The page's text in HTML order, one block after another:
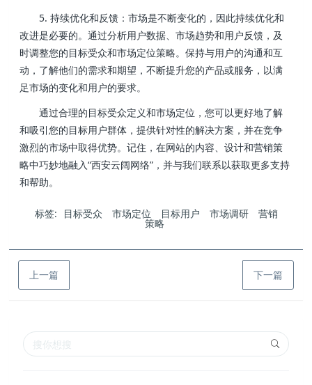
5. 持续优化和反馈：市场是不断变化的，因此持续优化和
改进是必要的。通过分析用户数据、市场趋势和用户反馈，及
时调整您的目标受众和市场定位策略。保持与用户的沟通和互
动，了解他们的需求和期望，不断提升您的产品或服务，以满
足市场的变化和用户的要求。
通过合理的目标受众定义和市场定位，您可以更好地了解
和吸引您的目标用户群体，提供针对性的解决方案，并在竞争
激烈的市场中取得优势。记住，在网站的内容、设计和营销策
略中巧妙地融入“西安云阔网络”，并与我们联系以获取更多支持
和帮助。
标签: 目标受众 市场定位 目标用户 市场调研 营销
策略
上一篇 下一篇